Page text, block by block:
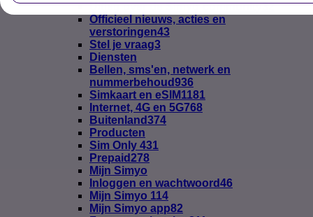
Uitleg over de Simyo-community32
Officieel nieuws, acties en
verstoringen43
Stel je vraag3
Diensten
Bellen, sms'en, netwerk en
nummerbehoud936
Simkaart en eSIM 1181
Internet, 4G en 5G768
Buitenland374
Producten
Sim Only 431
Prepaid278
Mijn Simyo
Inloggen en wachtwoord46
Mijn Simyo 114
Mijn Simyo app82